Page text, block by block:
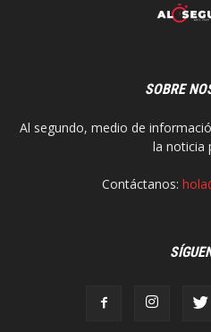
SOBRE
Al segundo, medio de
la noticia
Contáctanos: